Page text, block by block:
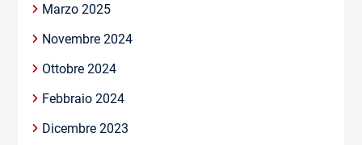
Marzo 2025
Novembre 2024
Ottobre 2024
Febbraio 2024
Dicembre 2023